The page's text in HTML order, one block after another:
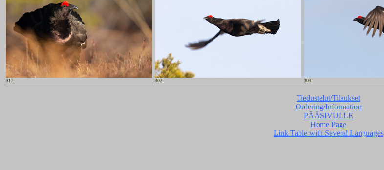
317. 302. 303.
Tiedustelut/Tilaukset
Ordering/Information
PÄÄSIVULLE
Home Page
Link Table with Several Languages